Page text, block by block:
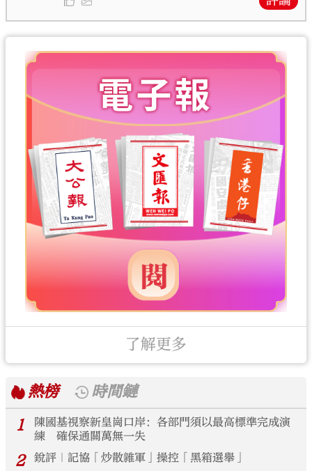
了解更多
熱榜
時間鏈
1
陳國基視察新皇崗口岸：各部門須以最高標準完成演
練 確保通關萬無一失
2 銳評｜記協「炒散雜軍」操控「黑箱選舉」